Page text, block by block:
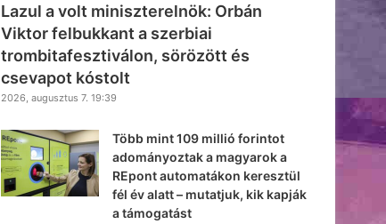
Lazul a volt miniszterelnök: Orbán
Viktor felbukkant a szerbiai
trombitafesztiválon, sörözött és
csevapot kóstolt
2026, augusztus 7. 19:39
Több mint 109 millió forintot
adományoztak a magyarok a
REpont automatákon keresztül
fél év alatt – mutatjuk, kik kapják
a támogatást